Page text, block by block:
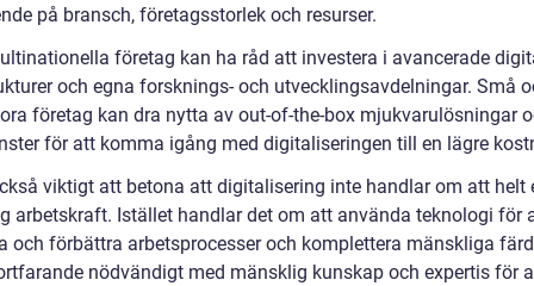
på bransch, företagsstorlek och resurser.
företag kan ha råd att investera i avancerade
och egna forsknings- och utvecklingsavdelningar. Små
företag kan dra nytta av out-of-the-box mjukvarulösningar
för att komma igång med digitaliseringen till en lägre
viktigt att betona att digitalisering inte handlar om att helt
arbetskraft. Istället handlar det om att använda teknologi för
och förbättra arbetsprocesser och komplettera mänskliga
nödvändigt med mänsklig kunskap och expertis för